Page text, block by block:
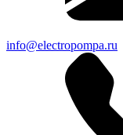
info@electropompa.ru